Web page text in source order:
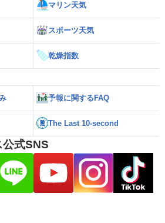
マリン天気
スポーツ天気
乾燥指数
予報に関するFAQ
The Last 10-second
公式SNS